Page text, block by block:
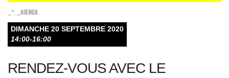
_* _Agenda
DIMANCHE 20 SEPTEMBRE 2020
14:00-16:00
RENDEZ-VOUS AVEC LE